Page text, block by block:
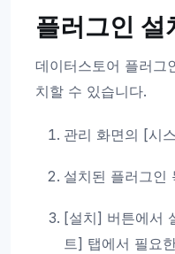
플러그인 설
데이터스토어 플러그
치할 수 있습니다.
관리 화면의 [시
설치된 플러그인
[설치] 버튼에서
트] 탭에서 필요